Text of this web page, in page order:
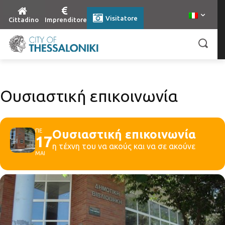
Cittadino Imprenditore Visitatore
Oυσιαστική επικοινωνία
ΠΕ
17
ΜΑΙ
Oυσιαστική επικοινωνία
η τέχνη του να ακούς και να σε ακούνε